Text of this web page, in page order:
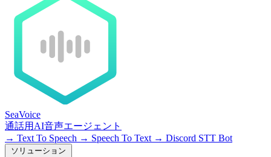
SeaVoice
通話用AI音声エージェント
→ Text To Speech → Speech To Text → Discord STT Bot